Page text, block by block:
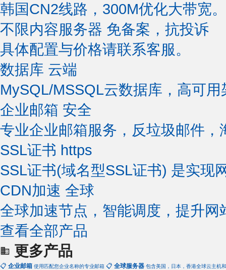
韩国CN2线路，300M优化大带宽。
不限内容服务器 免备案，抗投诉
具体配置与价格请联系客服。
数据库 云端
MySQL/MSSQL云数据库，高可
企业邮箱 安全
专业企业邮箱服务，反垃圾邮件，
SSL证书 https
SSL证书(域名型SSL证书) 是实现
CDN加速 全球
全球加速节点，智能调度，提升网
查看全部产品
更多产品
📋 企业邮箱 使用匹配您企业名称的专业邮箱 📋 全球服务器 包含美国，日本，香港全球云主机